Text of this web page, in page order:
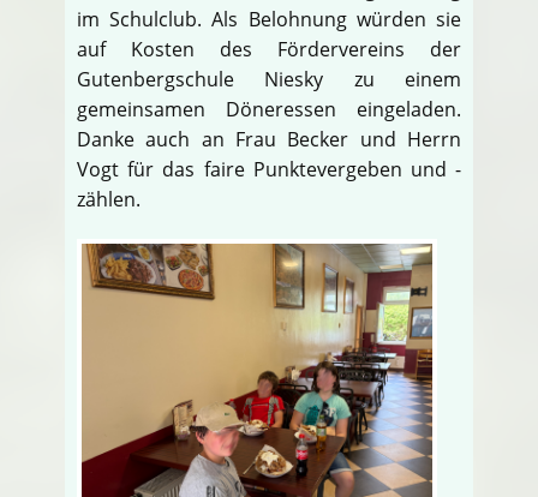
im Schulclub. Als Belohnung würden sie
auf Kosten des Fördervereins der
Gutenbergschule Niesky zu einem
gemeinsamen Döneressen eingeladen.
Danke auch an Frau Becker und Herrn
Vogt für das faire Punktevergeben und -
zählen.